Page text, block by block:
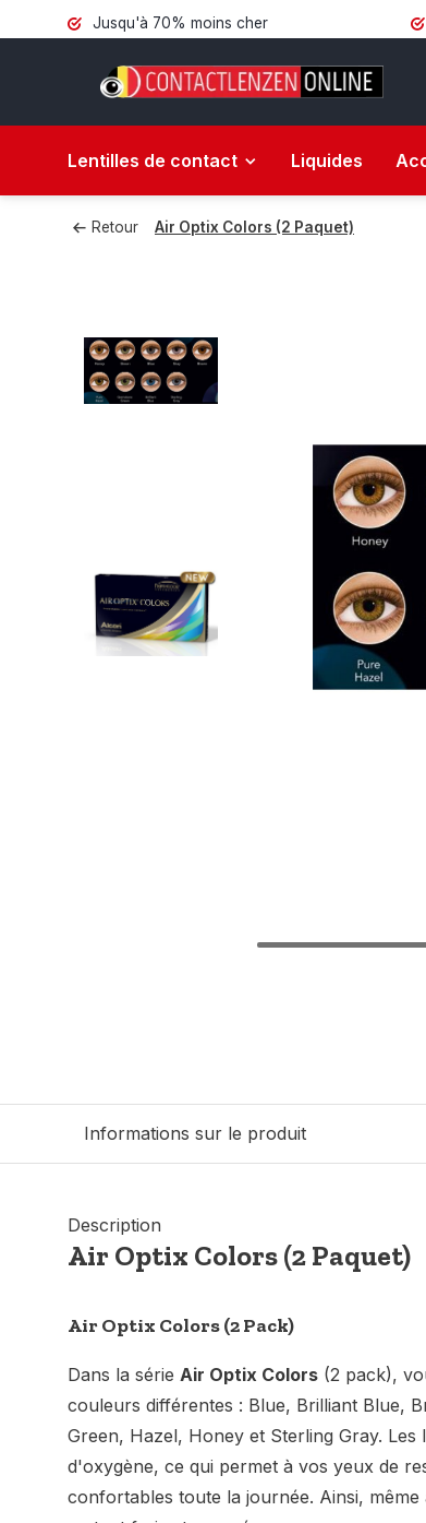
Jusqu'à 70% moins cher
Lentilles de contact Liquides
Retour Air Optix Colors (2 Paquet)
Informations sur le produit
Description
Air Optix Colors (2 Paquet)
Air Optix Colors (2 Pack)
Dans la série Air Optix Colors (2 pack),
couleurs différentes : Blue, Brilliant Blue,
Green, Hazel, Honey et Sterling Gray. Les
d'oxygène, ce qui permet à vos yeux de
confortables toute la journée. Ainsi,